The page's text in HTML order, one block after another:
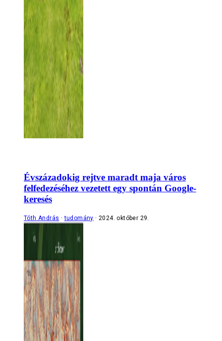
Évszázadokig rejtve maradt maja város
felfedezéséhez vezetett egy spontán Google-
keresés
Tóth András tudomány 2024. október 29.